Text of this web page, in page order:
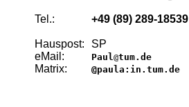
Tel.: +49 (89) 289-18539
Hauspost:
SP
eMail:
Paul @tum.de
Matrix: @paula:in.tum.de